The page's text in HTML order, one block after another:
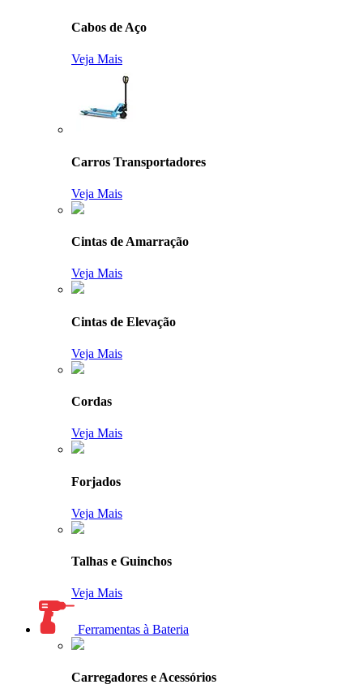
Cabos de Aço
Veja Mais
Carros Transportadores
Veja Mais
Cintas de Amarração
Veja Mais
Cintas de Elevação
Veja Mais
Cordas
Veja Mais
Forjados
Veja Mais
Talhas e Guinchos
Veja Mais
Ferramentas à Bateria
Carregadores e Acessórios